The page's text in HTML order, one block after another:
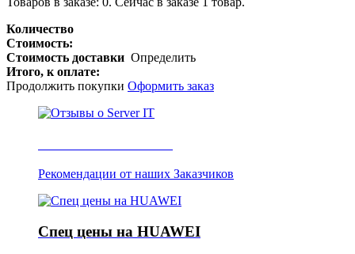
Количество
Стоимость:
Стоимость доставки Определить
Итого, к оплате:
Продолжить покупки Оформить заказ
Рекомендации от наших Заказчиков
Спец цены на HUAWEI